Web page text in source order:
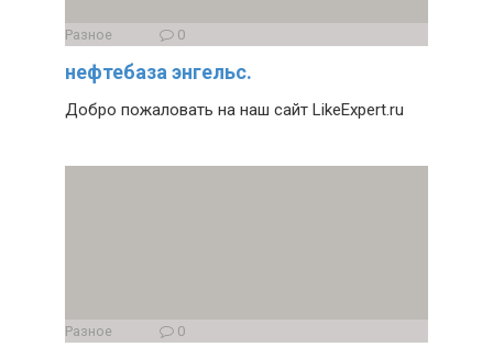
Разное 0
нефтебаза энгельс.
Добро пожаловать на наш сайт LikeExpert.ru
Разное 0